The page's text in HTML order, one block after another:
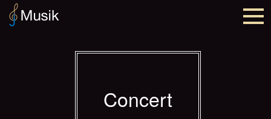
Concert